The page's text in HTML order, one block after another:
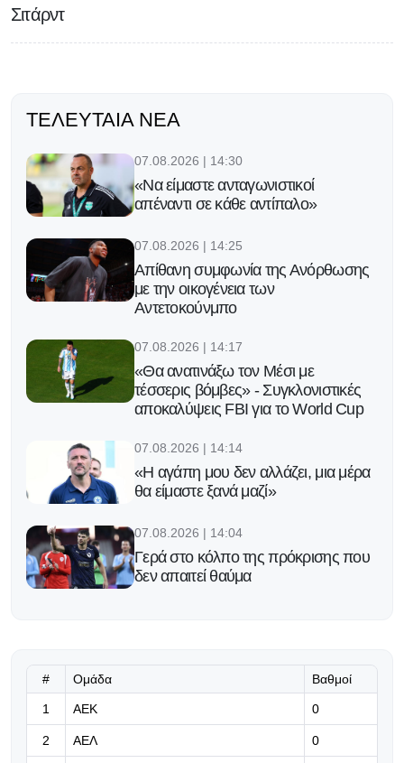
Σιτάρντ
ΤΕΛΕΥΤΑΊΑ ΝΈΑ
07.08.2026 | 14:30
«Να είμαστε ανταγωνιστικοί
απέναντι σε κάθε αντίπαλο»
07.08.2026 | 14:25
Απίθανη συμφωνία της Ανόρθωσης
με την οικογένεια των
Αντετοκούνμπο
07.08.2026 | 14:17
«Θα ανατινάξω τον Μέσι με
τέσσερις βόμβες» - Συγκλονιστικές
αποκαλύψεις FBI για το World Cup
07.08.2026 | 14:14
«Η αγάπη μου δεν αλλάζει, μια μέρα
θα είμαστε ξανά μαζί»
07.08.2026 | 14:04
Γερά στο κόλπο της πρόκρισης που
δεν απαιτεί θαύμα
Η Άντερλεχτ έβαλε τέλος σε ένα
αήττητο 17 ετών του ΠΑΟΚ
# Ομάδα Βαθμοί
1 ΑΕΚ 0
2 ΑΕΛ 0